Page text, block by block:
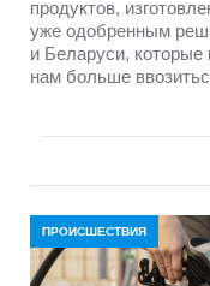
продуктов,
уже одобренным
и Беларуси, которые
нам больше
ПРОИСШЕСТВИЯ